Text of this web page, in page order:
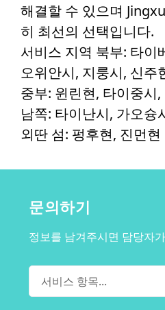
해결할 수 있으며
히 최선의 선택입니다.
서비스 지역 북부: 타이
오위안시, 지룽시, 신주
중부: 윈린현, 타이중시
남쪽: 타이난시, 가오슝
외딴 섬: 펑후현, 진먼현
문의하기
정보를 남겨주시면 담당자